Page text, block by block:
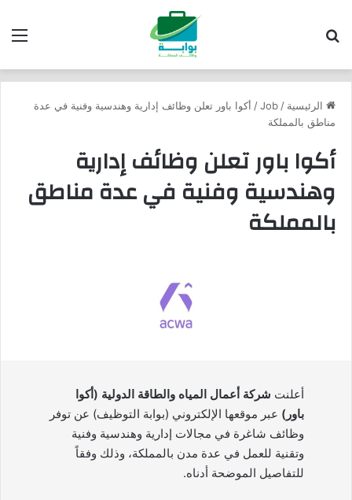
الرئيسية /
Job
/ أكوا باور تعلن وظائف إدارية وهندسية وفنية في عدة
مناطق بالمملكة
أكوا باور تعلن وظائف إدارية
وهندسية وفنية في عدة مناطق
بالمملكة
أعلنت شركة أعمال المياه والطاقة الدولية (أكوا
باور) عبر موقعها الإلكتروني (بوابة التوظيف) عن توفر
وظائف شاغرة في مجالات إدارية وهندسية وفنية
وتقنية للعمل في عدة مدن بالمملكة، وذلك وفقاً
للتفاصيل الموضحة أدناه.